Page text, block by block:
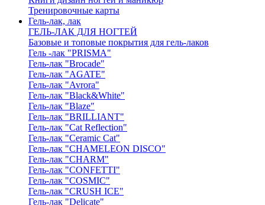
Тренировочные карты
Гель-лак, лак
ГЕЛЬ-ЛАК ДЛЯ НОГТЕЙ
Базовые и топовые покрытия для гель-лаков
Гель -лак "PRISMA"
Гель-лак "Brocade"
Гель-лак "AGATE"
Гель-лак "Avrora"
Гель-лак "Black&White"
Гель-лак "Blaze"
Гель-лак "BRILLIANT"
Гель-лак "Cat Reflection"
Гель-лак "Ceramic Cat"
Гель-лак "CHAMELEON DISCO"
Гель-лак "CHARM"
Гель-лак "CONFETTI"
Гель-лак "COSMIC"
Гель-лак "CRUSH ICE"
Гель-лак "Delicate"